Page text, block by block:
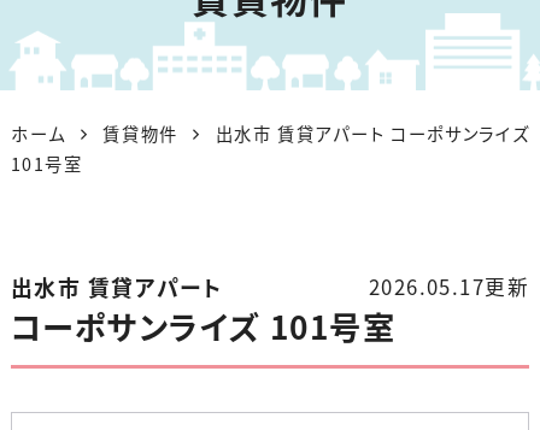
ホーム 賃貸物件
出水市 賃貸アパート コーポサンライズ
101号室
出水市 賃貸アパート
コーポサンライズ 101号室
2026.05.17更新